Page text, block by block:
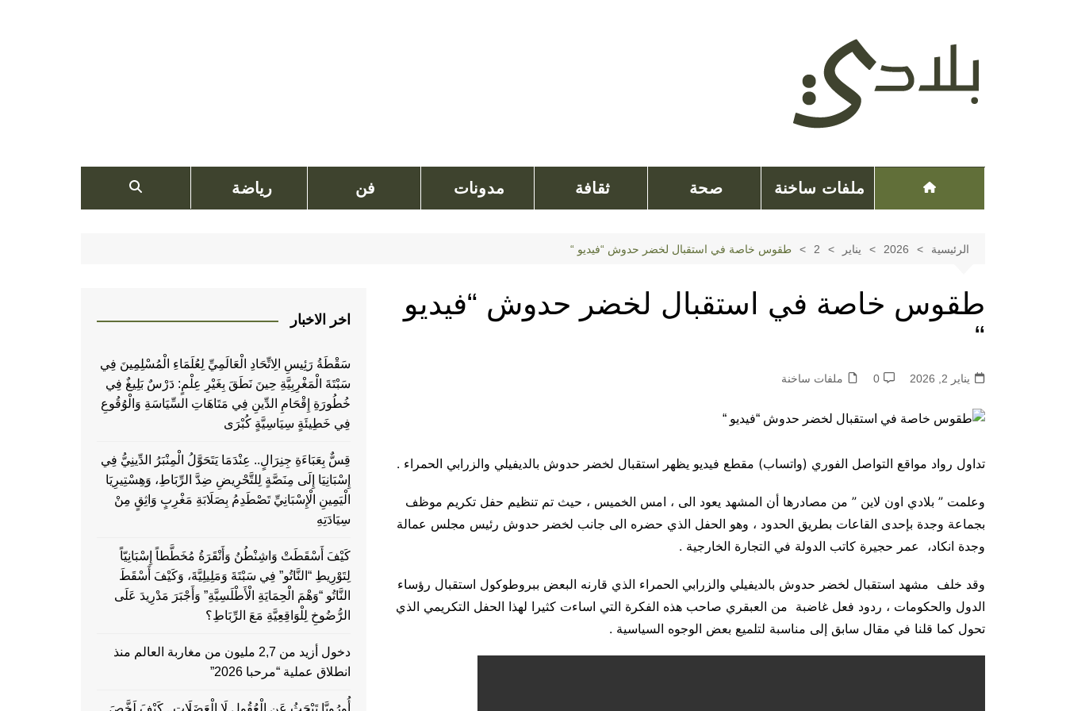
ملفات ساخنة صحة ثقافة مدونات فن رياضة
الرئيسية 2026 يناير 2 طقوس خاصة في استقبال لخضر حدوش “فيديو “
طقوس خاصة في استقبال لخضر حدوش “فيديو
“
يناير 2, 2026 0 ملفات ساخنة
تداول رواد مواقع التواصل الفوري (واتساب) مقطع فيديو يظهر استقبال لخضر حدوش بالديفيلي والزرابي الحمراء .
وعلمت ” بلادي اون لاين ” من مصادرها أن المشهد يعود الى ، امس الخميس ، حيث تم تنظيم حفل تكريم موظف
بجماعة وجدة بإحدى القاعات بطريق الحدود ، وهو الحفل الذي حضره الى جانب لخضر حدوش رئيس مجلس عمالة
وجدة انكاد، عمر حجيرة كاتب الدولة في التجارة الخارجية .
وقد خلف مشهد استقبال لخضر حدوش بالديفيلي والزرابي الحمراء الذي قارنه البعض ببروطوكول استقبال رؤساء
الدول والحكومات ، ردود فعل غاضبة من العبقري صاحب هذه الفكرة التي اساءت كثيرا لهذا الحفل التكريمي الذي
تحول كما قلنا في مقال سابق إلى مناسبة لتلميع بعض الوجوه السياسية .
اخر الاخبار
سَقْطَةُ رَئِيسِ الِاتِّحَادِ الْعَالَمِيِّ لِعُلَمَاءِ الْمُسْلِمِينَ فِي
سَبْتَةَ الْمَغْرِبِيَّةِ حِينَ نَطَقَ بِغَيْرِ عِلْمٍ: دَرْسٌ بَلِيغٌ فِي
خُطُورَةِ إِقْحَامِ الدِّينِ فِي مَتَاهَاتِ السِّيَاسَةِ وَالْوُقُوعِ
فِي خَطِيئَةٍ سِيَاسِيَّةٍ كُبْرَى
قِسٌّ بِعَبَاءَةِ جِنِرَالٍ.. عِنْدَمَا يَتَحَوَّلُ الْمِنْبَرُ الدِّينِيُّ فِي
إِسْبَانِيَا إِلَى مِنَصَّةٍ لِلتَّحْرِيضِ ضِدَّ الرِّبَاطِ، وَهِسْتِيرِيَا
الْيَمِينِ الْإِسْبَانِيِّ تَصْطَدِمُ بِصَلَابَةِ مَغْرِبٍ وَاثِقٍ مِنْ
سِيَادَتِهِ
كَيْفَ أَسْقَطَتْ وَاشِنْطُنُ وَأَنْقَرَةُ مُخَطَّطاً إِسْبَانِيّاً
لِتَوْرِيطِ “النَّاتُو” فِي سَبْتَةَ وَمَلِيلِيَّةَ، وَكَيْفَ أَسْقَطَ
النَّاتُو “وَهْمَ الْحِمَايَةِ الْأَطْلَسِيَّةِ” وَأَجْبَرَ مَدْرِيدَ عَلَى
الرُّضُوخِ لِلْوَاقِعِيَّةِ مَعَ الرِّبَاطِ؟
دخول أزيد من 2,7 مليون من مغاربة العالم منذ
انطلاق عملية “مرحبا 2026”
أُورُوبَّا تَبْحَثُ عَنِ الْعُقُولِ لَا الْعَضَلَاتِ.. كَيْفَ لَخَّصَ